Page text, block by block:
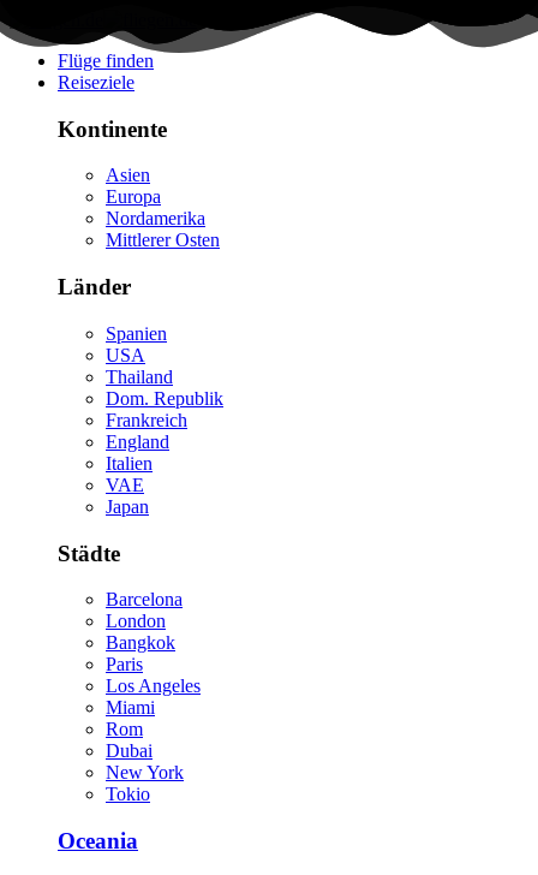
Flüge finden
Reiseziele
Kontinente
Asien
Europa
Nordamerika
Mittlerer Osten
Länder
Spanien
USA
Thailand
Dom. Republik
Frankreich
England
Italien
VAE
Japan
Städte
Barcelona
London
Bangkok
Paris
Los Angeles
Miami
Rom
Dubai
New York
Tokio
Oceania